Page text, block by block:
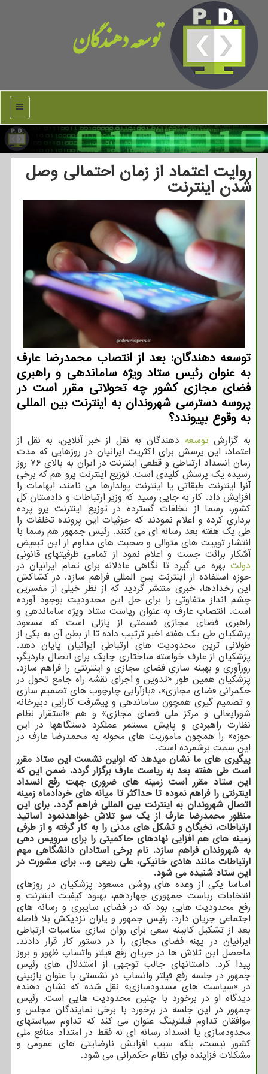
توسعه دهندگان
منو
روایت اعتماد از زمان احتمالی وصل
شدن اینترنت
توسعه دهندگان: بعد از انتصاب محمدرضا عارف
به عنوان رئیس ستاد ویژه ساماندهی و راهبری
فضای مجازی کشور چه تحولاتی مقرر است در
پروسه دسترسی شهروندان به اینترنت بین المللی
به وقوع بپیوندد؟
به گزارشتوسعه دهندگان به نقل از خبر آنلاین، به نقل از
اعتماد، این پرسش برای اکثریت ایرانیان در روزهایی که مدت
زمان انسداد ارتباطی و قطعی اینترنت در ایران به بالای ۷۶ روز
رسیده یک پرسش کلیدی است. توزیع اینترنت پرو هم که برخی
آنرا اینترنت طبقاتی یا اینترنت پولدارها می نامند، ابهامات را
افزایش داد. کار به جایی رسید که وزیر ارتباطات و دادستان کل
کشور، رسما از تخلفات گسترده در توزیع اینترنت پرو پرده
برداری کرده و اعلام نمودند که جزئیات این پرونده تخلفات را
طی یک هفته بعد رسانه ای می کنند. رئیس جمهور هم رسما با
انتشار توییت های متوالی و صحبت های مداوم از این تبعیض
آشکار برائت جست و اعلام نمود از تمامی ظرفیتهای قانونی
دولت بهره می گیرد تا نگاهی عادلانه برای تمام ایرانیان در
حوزه استفاده از اینترنت بین المللی فراهم سازد. در کشاکش
این رخدادها، خبری منتشر گردید که از نظر خیلی از مفسرین
چشم انداز متفاوتی را برای حل این محدودیت بوجود آورده
است. انتصاب عارف به عنوان ریاست ستاد ویژه ساماندهی و
راهبری فضای مجازی قسمتی از پازلی است که مسعود
پزشکیان طی یک هفته اخیر ترتیب داده تا از بطن آن به یکی از
طولانی ترین محدودیت های ارتباطی ایرانیان پایان دهد.
پزشکیان از عارف خواسته ساختاری چابک برای اتصال باردیگر،
روزآوری و بهینه سازی فضای مجازی و اینترنتی را فراهم سازد.
پزشکیان همین طور «تدوین و اجرای نقشه راه جامع تحول در
حکمرانی فضای مجازی»، «بازآرایی چارچوب های تصمیم سازی
و تصمیم گیری همچون ساماندهی و پیشرفت کارایی دبیرخانه
شورایعالی و مرکز ملی فضای مجازی» و هم «استقرار نظام
نظارت راهبردی و پایش مستمر عملکرد دستگاهها در این
حوزه» را همچون ماموریت های محوله به محمدرضا عارف در
این سمت برشمرده است.
پیگیری های ما نشان میدهد که اولین نشست این ستاد مقرر
است طی هفته بعد به ریاست عارف برگزار گردد. ضمن این که
این ستاد مقرر است زمینه های ضروری جهت رفع انسداد
اینترنتی را فراهم نموده تا حداکثر تا میانه های خردادماه زمینه
اتصال شهروندان به اینترنت بین المللی فراهم گردد. برای این
منظور محمدرضا عارف از یک سو تلاش خواهدنمود اساتید
ارتباطات، نخبگان و تشکل های مدنی را به کار گرفته و از طرفی
زمینه های هم افزایی نهادهای حاکمیتی را برای سرویس دهی
به شهروندان فراهم سازد. نام برخی استادان دانشگاهی مهم
ارتباطات مانند هادی خانیکی، علی ربیعی و... برای مشورت در
این ستاد شنیده می شود.
اساسا یکی از وعده های روشن مسعود پزشکیان در روزهای
انتخابات ریاست جمهوری چهاردهم، بهبود کیفیت اینترنت و
رفع محدودیت هایی بود که در فضای سایبری و رسانه های
اجتماعی جریان دارد. رئیس جمهور و یاران نزدیکش بلا فاصله
بعد از تشکیل کابینه سعی برای روان سازی مناسبات ارتباطی
ایرانیان در پهنه فضای مجازی را در دستور کار قرار دادند.
ماحصل این تلاش ها در جریان رفع فیلتر واتساپ ظهور و بروز
پیدا کرد. داستانهای جالب توجهی از استدلال های رئیس
جمهور در جلسه رفع فیلتر واتساپ در نشستی با عنوان بازبینی
در «سیاست های مسدودسازی» نقل شده که نشان دهنده
دیدگاه او در برخورد با چنین محدودیت هایی است. رئیس
جمهور در این جلسه در برخورد با برخی نمایندگان مجلس و
موافقان تداوم فیلترینگ عنوان می کند که تداوم سیاستهای
محدودسازی یا انسداد رسانه ای نه فقط در امتداد منافع ملی
کشور نیست، بلکه سبب افزایش نارضایتی های عمومی و
مشکلات فزاینده برای نظام حکمرانی می شود.